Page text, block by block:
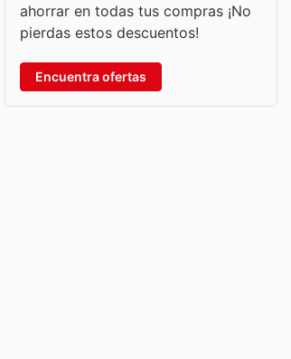
ahorrar en todas tus compras ¡No
pierdas estos descuentos!
Encuentra ofertas